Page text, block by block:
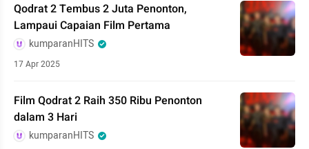
Qodrat 2 Tembus 2 Juta Penonton,
Lampaui Capaian Film Pertama
kumparanHITS
17 Apr 2025
Film Qodrat 2 Raih 350 Ribu Penonton
dalam 3 Hari
kumparanHITS